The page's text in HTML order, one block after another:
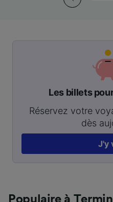
Les billets
Réservez votre
dès
J'y
Populaire à